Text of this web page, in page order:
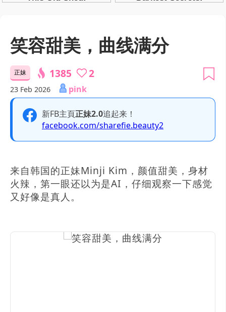
笑容甜美，曲线满分
正妹 1385 2
23 Feb 2026 pink
新FB主頁正妹2.0追起来！
facebook.com/sharefie.beauty2
来自韩国的正妹Minji Kim，颜值甜美，身材
火辣，第一眼还以为是AI，仔细观察一下感觉
又好像是真人。